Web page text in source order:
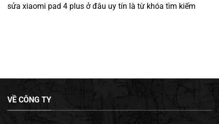
sửa xiaomi pad 4 plus ở đâu uy tín là từ khóa tìm kiếm
VỀ CÔNG TY